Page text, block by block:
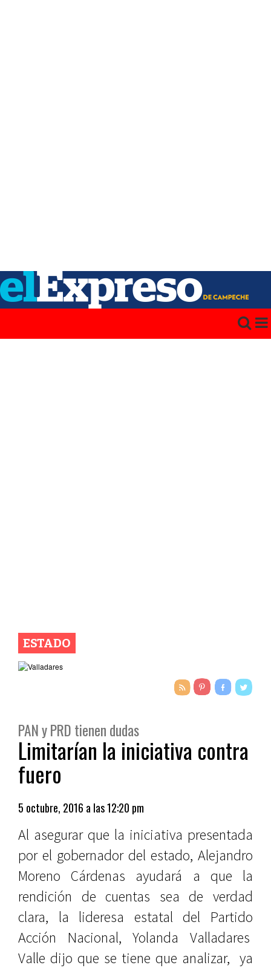
ESTADO
PAN y PRD tienen dudas
Limitarían la iniciativa contra
fuero
5 octubre, 2016 a las 12:20 pm
Al asegurar que la iniciativa presentada
por el gobernador del estado, Alejandro
Moreno Cárdenas ayudará a que la
rendición de cuentas sea de verdad
clara, la lideresa estatal del Partido
Acción Nacional, Yolanda Valladares
Valle dijo que se tiene que analizar, ya